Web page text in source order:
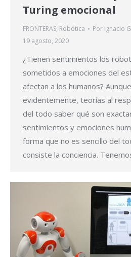
Turing emocional
FRONTERAS, Robótica Por Ignacio
19 agosto, 2020
¿Tienen sentimientos los
sometidos a emociones del
afectan a los humanos?
evidentemente, teorías al
del todo saber qué son
sentimientos y emociones
forma que no es sencillo del
consiste la conciencia.